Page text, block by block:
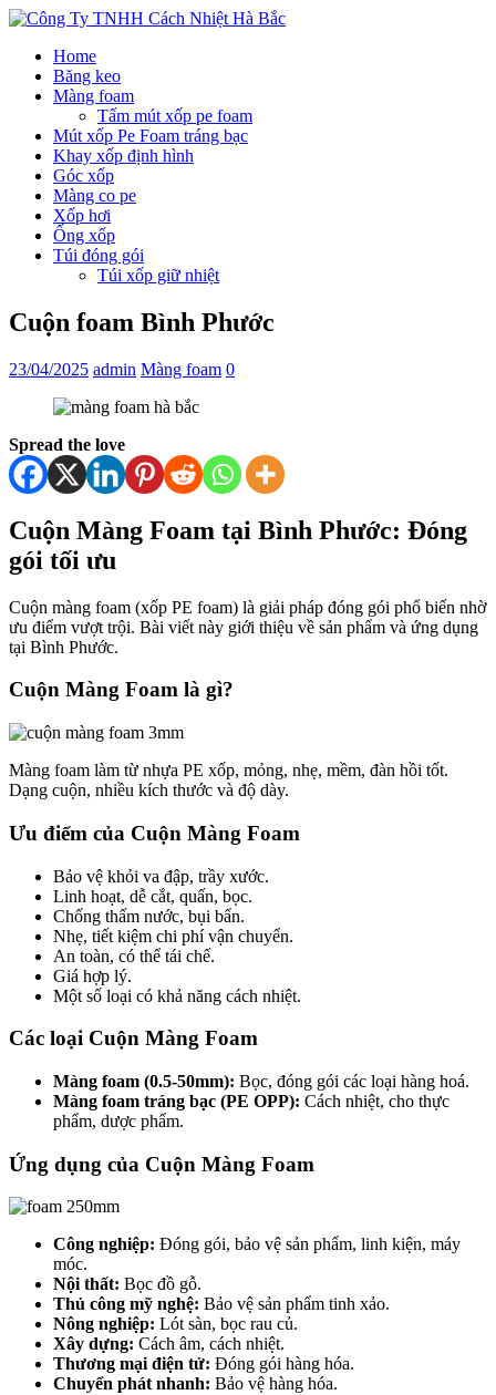
Home
Băng keo
Màng foam
Tấm mút xốp pe foam
Mút xốp Pe Foam tráng bạc
Khay xốp định hình
Góc xốp
Màng co pe
Xốp hơi
Ống xốp
Túi đóng gói
Túi xốp giữ nhiệt
Cuộn foam Bình Phước
23/04/2025 admin Màng foam 0
Spread the love
Cuộn Màng Foam tại Bình Phước: Đóng
gói tối ưu
Cuộn màng foam (xốp PE foam) là giải pháp đóng gói phổ biến nhờ
ưu điểm vượt trội. Bài viết này giới thiệu về sản phẩm và ứng dụng
tại Bình Phước.
Cuộn Màng Foam là gì?
Màng foam làm từ nhựa PE xốp, mỏng, nhẹ, mềm, đàn hồi tốt.
Dạng cuộn, nhiều kích thước và độ dày.
Ưu điểm của Cuộn Màng Foam
Bảo vệ khỏi va đập, trầy xước.
Linh hoạt, dễ cắt, quấn, bọc.
Chống thấm nước, bụi bẩn.
Nhẹ, tiết kiệm chi phí vận chuyển.
An toàn, có thể tái chế.
Giá hợp lý.
Một số loại có khả năng cách nhiệt.
Các loại Cuộn Màng Foam
Màng foam (0.5-50mm): Bọc, đóng gói các loại hàng hoá.
Màng foam tráng bạc (PE OPP): Cách nhiệt, cho thực
phẩm, dược phẩm.
Ứng dụng của Cuộn Màng Foam
Công nghiệp: Đóng gói, bảo vệ sản phẩm, linh kiện, máy
móc.
Nội thất: Bọc đồ gỗ.
Thủ công mỹ nghệ: Bảo vệ sản phẩm tinh xảo.
Nông nghiệp: Lót sàn, bọc rau củ.
Xây dựng: Cách âm, cách nhiệt.
Thương mại điện tử: Đóng gói hàng hóa.
Chuyển phát nhanh: Bảo vệ hàng hóa.